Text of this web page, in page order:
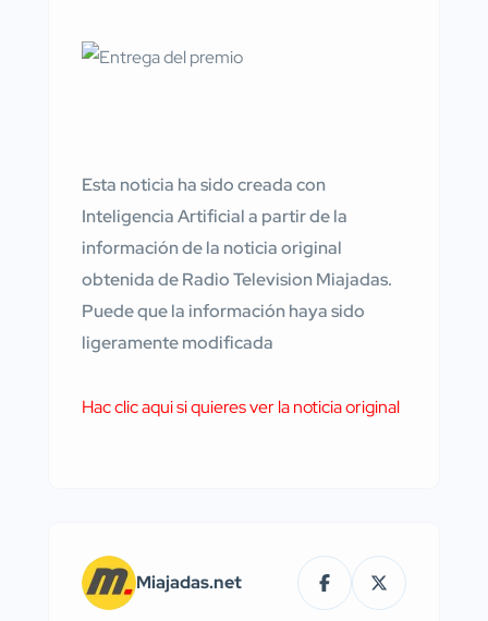
Esta noticia ha sido creada con
Inteligencia Artificial a partir de la
información de la noticia original
obtenida de Radio Television Miajadas.
Puede que la información haya sido
ligeramente modificada
Hac clic aqui si quieres ver la noticia original
Miajadas.net